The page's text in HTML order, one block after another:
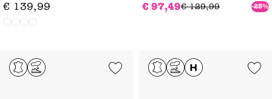
€ 139,99 € 97,49€ 129,99 -25%
Add to Wishlist Add to